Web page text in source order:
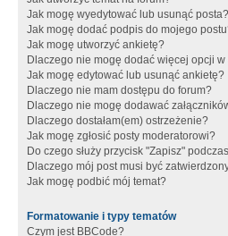
Jak mogę wyedytować lub usunąć posta?
Jak mogę dodać podpis do mojego
Jak mogę utworzyć ankietę?
Dlaczego nie mogę dodać więcej opcji
Jak mogę edytować lub usunąć ankietę?
Dlaczego nie mam dostępu do forum?
Dlaczego nie mogę dodawać
Dlaczego dostałam(em) ostrzeżenie?
Jak mogę zgłosić posty moderatorowi?
Do czego służy przycisk "Zapisz"
Dlaczego mój post musi być
Jak mogę podbić mój temat?
Formatowanie i typy tematów
Czym jest BBCode?